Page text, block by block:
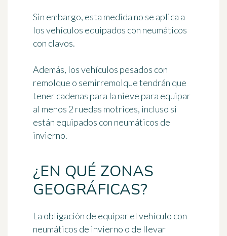
Sin embargo, esta medida no se aplica a
los vehículos equipados con neumáticos
con clavos.
Además, los vehículos pesados con
remolque o semirremolque tendrán que
tener cadenas para la nieve para equipar
al menos 2 ruedas motrices, incluso si
están equipados con neumáticos de
invierno.
¿EN QUÉ ZONAS
GEOGRÁFICAS?
La obligación de equipar el vehículo con
neumáticos de invierno o de llevar